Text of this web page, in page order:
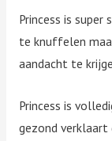
Princess is super
te knuffelen
aandacht te
Princess is
gezond verklaart